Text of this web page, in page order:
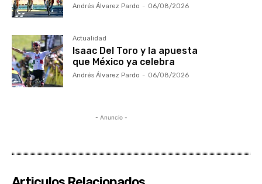
Andrés Álvarez Pardo - 06/08/2026
Actualidad
Isaac Del Toro y la apuesta
que México ya celebra
Andrés Álvarez Pardo - 06/08/2026
- Anuncio -